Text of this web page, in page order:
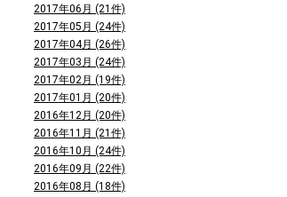
2017年06月 (21件)
2017年05月 (24件)
2017年04月 (26件)
2017年03月 (24件)
2017年02月 (19件)
2017年01月 (20件)
2016年12月 (20件)
2016年11月 (21件)
2016年10月 (24件)
2016年09月 (22件)
2016年08月 (18件)